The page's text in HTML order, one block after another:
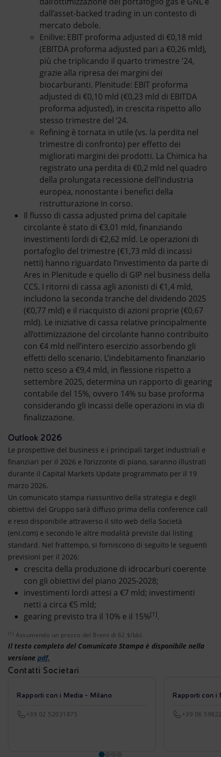
dall’asset-backed trading in un contesto di
mercato debole.
Enilive: EBIT proforma adjusted di €0,18 mld
(EBITDA proforma adjusted pari a €0,26 mld),
più che triplicando il quarto trimestre '24,
grazie alla ripresa dei margini dei
biocarburanti. Plenitude: EBIT proforma
adjusted di €0,10 mld (€0,23 mld di EBITDA
proforma adjusted), in crescita rispetto allo
stesso trimestre del ‘24.
Refining è tornata in utile (vs. la perdita nel
trimestre di confronto) per effetto dei
migliorati margini dei prodotti. La Chimica ha
registrato una perdita di €0,2 mld nel quadro
della prolungata recessione dell’industria
europea, nonostante i benefici della
ristrutturazione in corso.
Il flusso di cassa adjusted prima del capitale
circolante è stato di €3,01 mld, finanziando
investimenti lordi di €2,62 mld. Le operazioni di
portafoglio del trimestre (€1,73 mld di incassi
netti) hanno riguardato l’investimento da parte di
Ares in Plenitude e quello di GIP nel business della
CCS. I ritorni di cassa agli azionisti di €1,4 mld,
includono la seconda tranche del dividendo 2025
(€0,77 mld) e il riacquisto di azioni proprie (€0,67
mld). Le iniziative di cassa relative principalmente
all’ottimizzazione del circolante hanno contribuito
con €4 mld nell’intero esercizio assorbendo gli
effetti dello scenario. L’indebitamento finanziario
netto sceso a €9,4 mld, in flessione rispetto a
settembre 2025, determina un rapporto di gearing
contabile del 15%, ovvero 14% su base proforma
considerando gli incassi delle operazioni in via di
finalizzazione.
Outlook 2026
Le prospettive del business e i principali target industriali e
finanziari per il 2026 e l’orizzonte di piano, saranno illustrati
durante il Capital Markets Update programmato per il 19
marzo 2026.
Un comunicato stampa riassuntivo della strategia e degli
obiettivi del Gruppo sarà diffuso prima della conference call
e reso disponibile attraverso il sito web della Società
(eni.com) e secondo le altre modalità previste dai listing
standard. Nel frattempo, si forniscono di seguito le seguenti
previsioni per il 2026:
crescita della produzione di idrocarburi coerente
con gli obiettivi del piano 2025-2028;
investimenti lordi attesi a €7 mld; investimenti
netti a circa €5 mld;
gearing previsto tra il 10% e il 15%[1].
Assumendo un prezzo del Brent di 62 $/bbl.
(1) Assumendo un prezzo del Brent di 62 $/bbl.
Il testo completo del Comunicato Stampa è disponibile nella
versione pdf.
Contatti Societari
Rapporti con i Media - Milano
+39 02 52031875
Rapporti con i
+39 06